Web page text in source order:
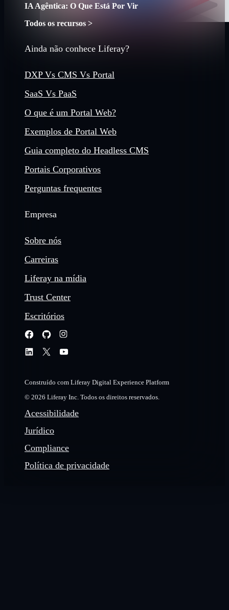
IA Agêntica: O Que Está Por Vir
Todos os recursos >
Ainda não conhece Liferay?
DXP Vs CMS Vs Portal
SaaS Vs PaaS
O que é um Portal Web?
Exemplos de Portal Web
Guia completo do Headless CMS
Portais Corporativos
Perguntas frequentes
Empresa
Sobre nós
Carreiras
Liferay na mídia
Trust Center
Escritórios
Construído com Liferay Digital Experience Platform
© 2026 Liferay Inc. Todos os direitos reservados.
Acessibilidade
Jurídico
Compliance
Política de privacidade